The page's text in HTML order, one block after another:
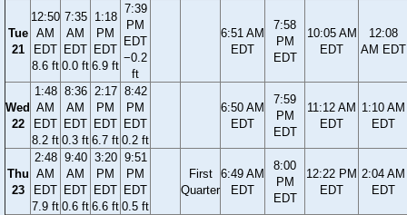
Tue
21
12:50
AM
EDT
8.6 ft
7:35
AM
EDT
0.0 ft
1:18
PM
EDT
6.9 ft
7:39
PM
EDT
−0.2
ft
6:51 AM
EDT
7:58
PM
EDT
10:05 AM
EDT
12:08
AM EDT
Wed
22
1:48
AM
EDT
8.2 ft
8:36
AM
EDT
0.3 ft
2:17
PM
EDT
6.7 ft
8:42
PM
EDT
0.2 ft
6:50 AM
EDT
7:59
PM
EDT
11:12 AM
EDT
1:10 AM
EDT
Thu
23
2:48
AM
EDT
7.9 ft
9:40
AM
EDT
0.6 ft
3:20
PM
EDT
6.6 ft
9:51
PM
EDT
0.5 ft
First
Quarter
6:49 AM
EDT
8:00
PM
EDT
12:22 PM
EDT
2:04 AM
EDT